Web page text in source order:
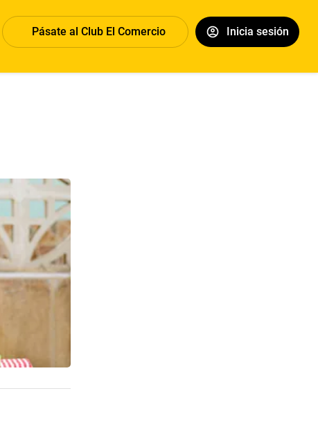
Pásate al Club El Comercio Inicia sesión